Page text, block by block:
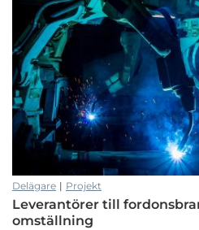
Delägare | Projekt
Leverantörer till
omställning